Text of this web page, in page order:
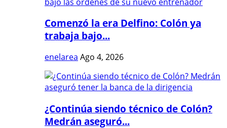
Comenzó la era Delfino: Colón ya
trabaja bajo...
enelarea Ago 4, 2026
¿Continúa siendo técnico de Colón?
Medrán aseguró...